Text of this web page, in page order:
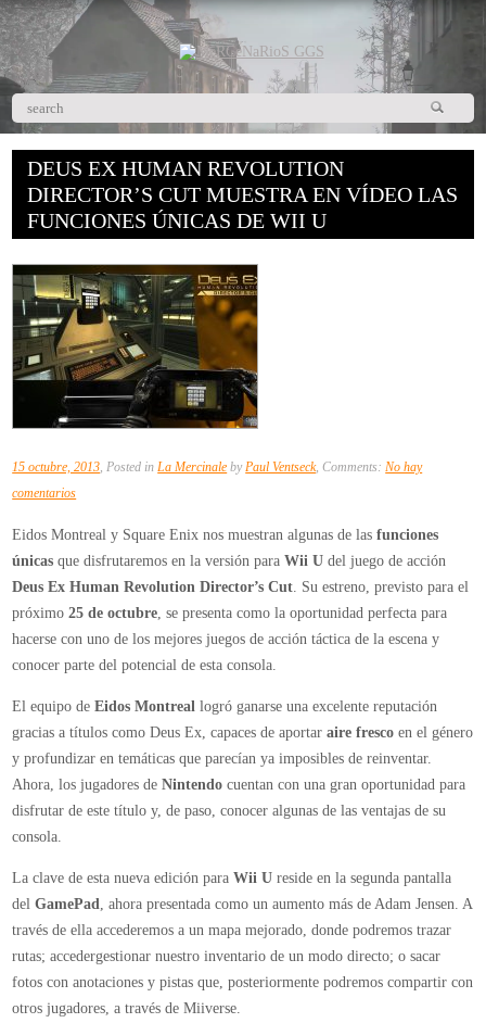
DEUS EX HUMAN REVOLUTION
DIRECTOR’S CUT MUESTRA EN VÍDEO LAS
FUNCIONES ÚNICAS DE WII U
15 octubre, 2013, Posted inLa Mercinale byPaul Ventseck, Comments:No hay
comentariosen
Ex
Human
Revolution
Director’s
Cut
muestra
en
vídeo
las
funciones
únicas
U
Eidos Montreal y Square Enix nos muestran algunas de lasfunciones
únicasque disfrutaremos en la versión paraWii U del juego de acción
Deus Ex Human Revolution Director’s Cut. Su estreno, previsto para el
próximo25 de octubre, se presenta como la oportunidad perfecta para
hacerse con uno de los mejores juegos de acción táctica de la escena y
conocer parte del potencial de esta consola.
El equipo deEidos Montreal logró ganarse una excelente reputación
gracias a títulos como Deus Ex, capaces de aportaraire fresco en el género
y profundizar en temáticas que parecían ya imposibles de reinventar.
Ahora, los jugadores deNintendo cuentan con una gran oportunidad para
disfrutar de este título y, de paso, conocer algunas de las ventajas de su
consola.
La clave de esta nueva edición paraWii U reside en la segunda pantalla
delGamePad, ahora presentada como un aumento más de Adam Jensen. A
través de ella accederemos a un mapa mejorado, donde podremos trazar
rutas; accedergestionar nuestro inventario de un modo directo; o sacar
fotos con anotaciones y pistas que, posteriormente podremos compartir con
otros jugadores, a través de Miiverse.